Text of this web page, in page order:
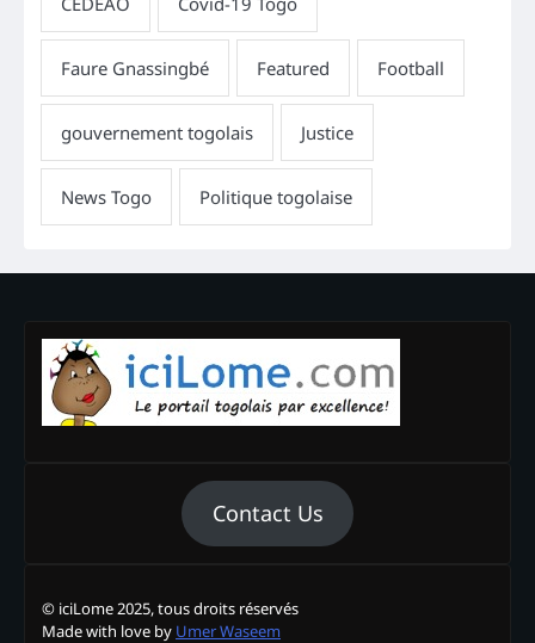
Contact Us
© iciLome 2025, tous droits réservés
Made with love by Umer Waseem